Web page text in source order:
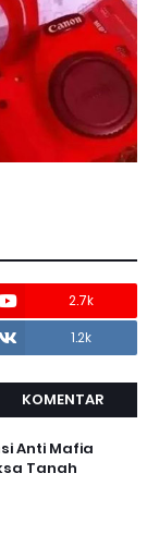
2.7k
1.2k
KOMENTAR
Anti Mafia
Tanah